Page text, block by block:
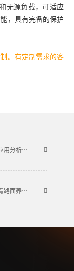
无源负载，可适应
，具有完备的保护
。有定制需求的客
上一条：【微波医疗应用】微波源在微波热疗仪上的应用分析和探讨
下一条：微波发生器厂家告诉你微波加热技术用于沥青路面养护中的优点